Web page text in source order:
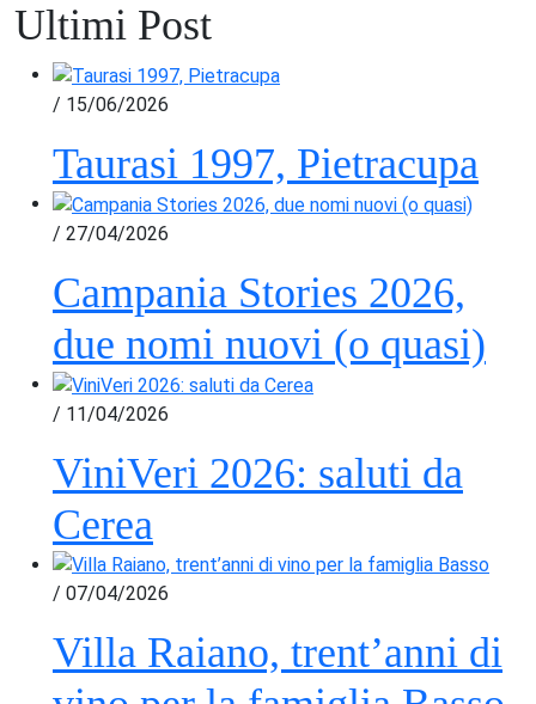
Ultimi Post
/ 15/06/2026
Taurasi 1997, Pietracupa
/ 27/04/2026
Campania Stories 2026,
due nomi nuovi (o quasi)
/ 11/04/2026
ViniVeri 2026: saluti da
Cerea
/ 07/04/2026
Villa Raiano, trent’anni di